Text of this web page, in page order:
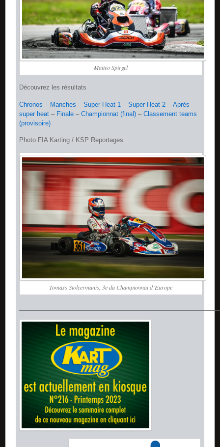
Matteo Spirgel
Découvrez les résultats
Chronos – Manches –Super Heat 1 –Super Heat 2 –Après
super heat – Finale –Championnat (final) –Classement teams
(provisoire)
Photo FIA Karting / KSP Reportages
Tomass Stolcermanis, 3e du Championnat d’Europe